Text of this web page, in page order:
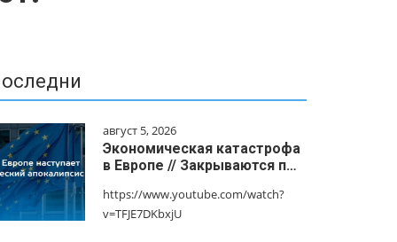
август 5, 2026
Экономическая катастрофа
в Европе // Закрываются п…
https://www.youtube.com/watch?
v=TFJE7DKbxjU